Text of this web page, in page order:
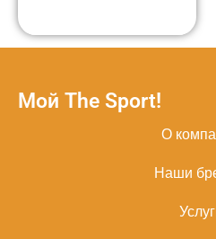
Мой The Sport!
О
Наши